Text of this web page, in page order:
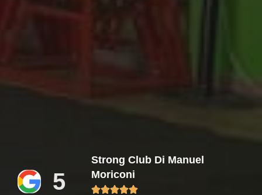
5
Strong Club Di Manuel
Moriconi
